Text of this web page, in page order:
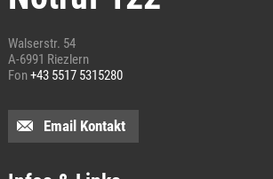
Walserstr. 54
A-6991 Riezlern
Fon+43 5517 5315280
Email Kontakt